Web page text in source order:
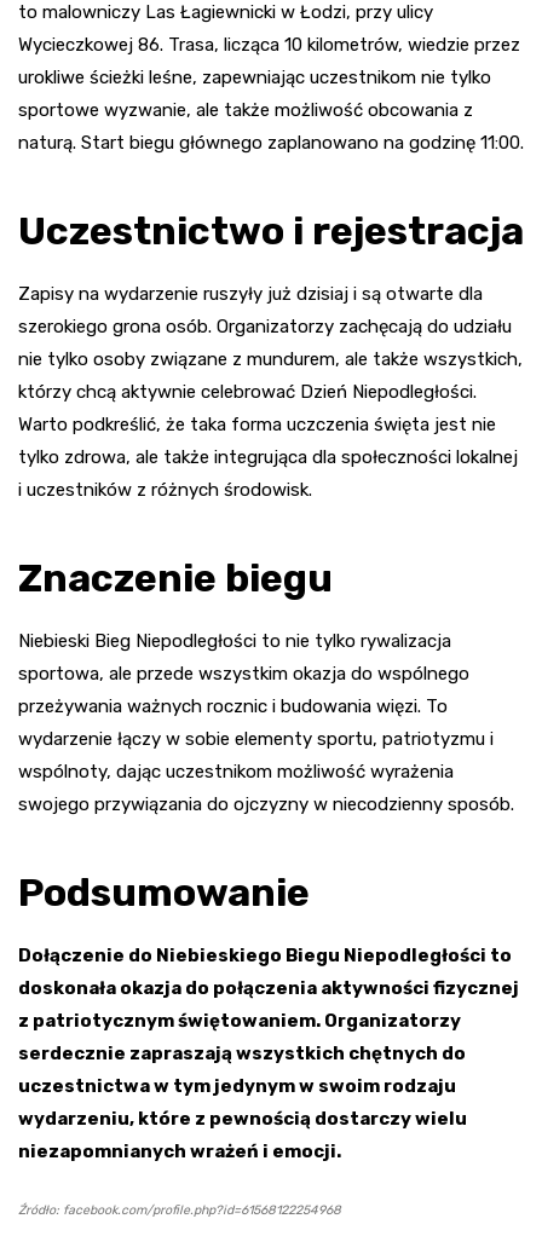
to malowniczy Las Łagiewnicki w Łodzi, przy ulicy
Wycieczkowej 86. Trasa, licząca 10 kilometrów, wiedzie przez
urokliwe ścieżki leśne, zapewniając uczestnikom nie tylko
sportowe wyzwanie, ale także możliwość obcowania z
naturą. Start biegu głównego zaplanowano na godzinę 11:00.
Uczestnictwo i rejestracja
Zapisy na wydarzenie ruszyły już dzisiaj i są otwarte dla
szerokiego grona osób. Organizatorzy zachęcają do udziału
nie tylko osoby związane z mundurem, ale także wszystkich,
którzy chcą aktywnie celebrować Dzień Niepodległości.
Warto podkreślić, że taka forma uczczenia święta jest nie
tylko zdrowa, ale także integrująca dla społeczności lokalnej
i uczestników z różnych środowisk.
Znaczenie biegu
Niebieski Bieg Niepodległości to nie tylko rywalizacja
sportowa, ale przede wszystkim okazja do wspólnego
przeżywania ważnych rocznic i budowania więzi. To
wydarzenie łączy w sobie elementy sportu, patriotyzmu i
wspólnoty, dając uczestnikom możliwość wyrażenia
swojego przywiązania do ojczyzny w niecodzienny sposób.
Podsumowanie
Dołączenie do Niebieskiego Biegu Niepodległości to
doskonała okazja do połączenia aktywności fizycznej
z patriotycznym świętowaniem. Organizatorzy
serdecznie zapraszają wszystkich chętnych do
uczestnictwa w tym jedynym w swoim rodzaju
wydarzeniu, które z pewnością dostarczy wielu
niezapomnianych wrażeń i emocji.
Źródło: facebook.com/profile.php?id=61568122254968